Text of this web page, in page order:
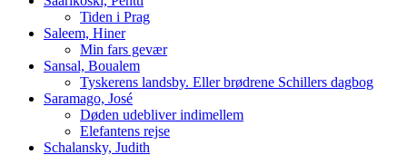
Tiden i Prag
Saleem, Hiner
Min fars gevær
Sansal, Boualem
Tyskerens landsby. Eller brødrene Schillers dagbog
Saramago, José
Døden udebliver indimellem
Elefantens rejse
Schalansky, Judith